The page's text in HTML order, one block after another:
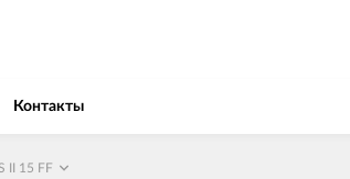
Контакты
II 15 FF